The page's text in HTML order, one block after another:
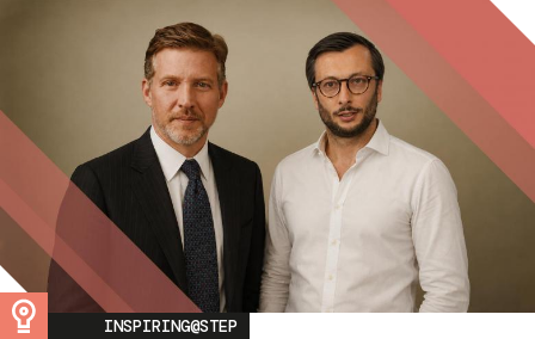
Image
INSPIRING@STEP